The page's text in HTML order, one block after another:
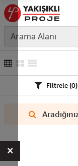
Filtrele (0)
×